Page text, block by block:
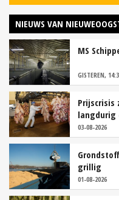
NIEUWS VAN
MS
GISTEREN,
Prijscrisis
langdurig
03-08-2026
grillig
01-08-2026